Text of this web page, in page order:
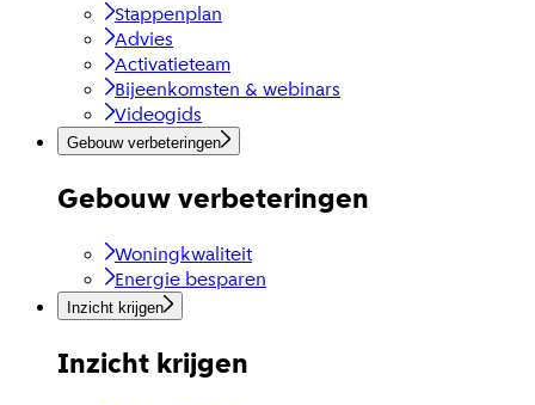
Stappenplan
Advies
Activatieteam
Bijeenkomsten & webinars
Videogids
Gebouw verbeteringen
Gebouw verbeteringen
Woningkwaliteit
Energie besparen
Inzicht krijgen
Inzicht krijgen